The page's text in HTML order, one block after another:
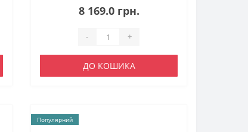
8 169.0 грн.
- +
ДО КОШИКА
Популярний